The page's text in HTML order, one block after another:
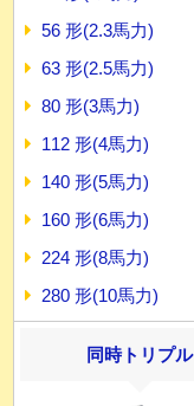
56 形(2.3馬力)
63 形(2.5馬力)
80 形(3馬力)
112 形(4馬力)
140 形(5馬力)
160 形(6馬力)
224 形(8馬力)
280 形(10馬力)
同時トリプル